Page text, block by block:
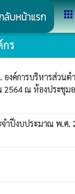
ลับหน้าแรก apps
กร
งค์การบริหารส่วน
ณ ห้องประชุม
จำปีงบประมาณ พ.ศ.